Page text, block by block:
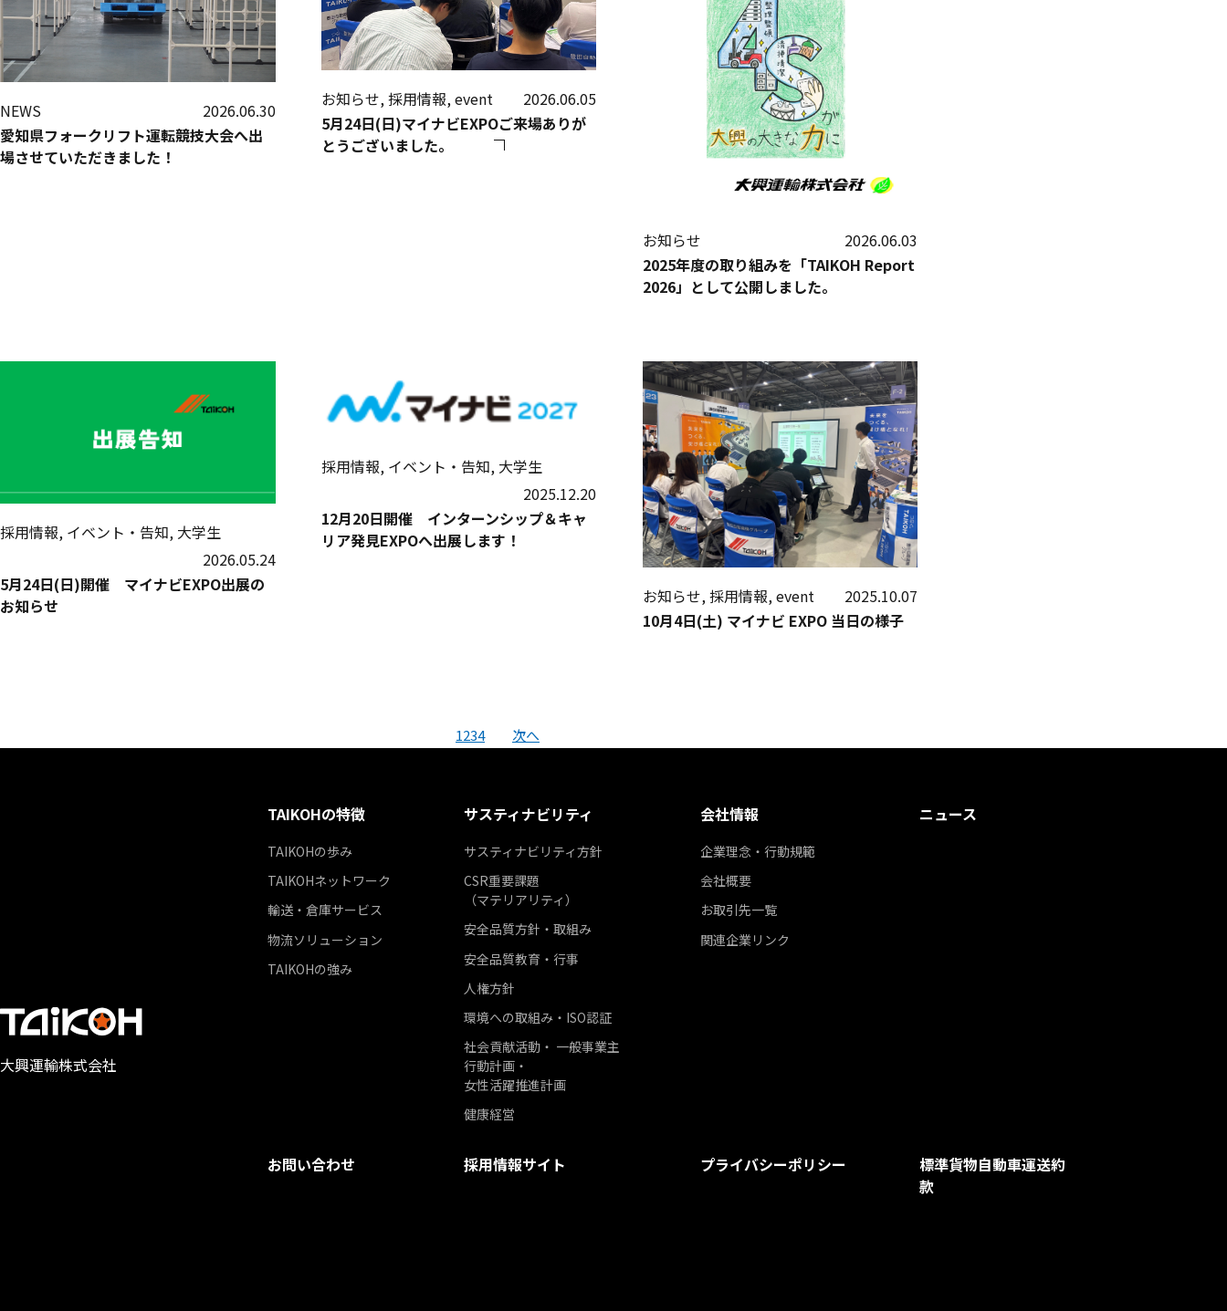
NEWS
2026.06.30
愛知県フォークリフト運転競技大会へ出
場させていただきました！
お知らせ, 採用情報, event
2026.06.05
5月24日(日)マイナビEXPOご来場ありが
とうございました。
お知らせ
2026.06.03
2025年度の取り組みを「TAIKOH Report
2026」として公開しました。
採用情報, イベント・告知, 大学生
2026.05.24
5月24日(日)開催 マイナビEXPO出展の
お知らせ
採用情報, イベント・告知, 大学生
2025.12.20
12月20日開催 インターンシップ＆キャ
リア発見EXPOへ出展します！
お知らせ, 採用情報, event
2025.10.07
10月4日(土) マイナビ EXPO 当日の様子
1234 次へ
大興運輸株式会社
TAIKOHの特徴
TAIKOHの歩み
TAIKOHネットワーク
輸送・倉庫サービス
物流ソリューション
TAIKOHの強み
サスティナビリティ
サスティナビリティ方針
CSR重要課題
（マテリアリティ）
安全品質方針・取組み
安全品質教育・行事
人権方針
環境への取組み・ISO認証
社会貢献活動・ 一般事業主
行動計画・
女性活躍推進計画
健康経営
会社情報
企業理念・行動規範
会社概要
お取引先一覧
関連企業リンク
ニュース
お問い合わせ 採用情報サイト プライバシーポリシー
標準貨物自動車運送約
款